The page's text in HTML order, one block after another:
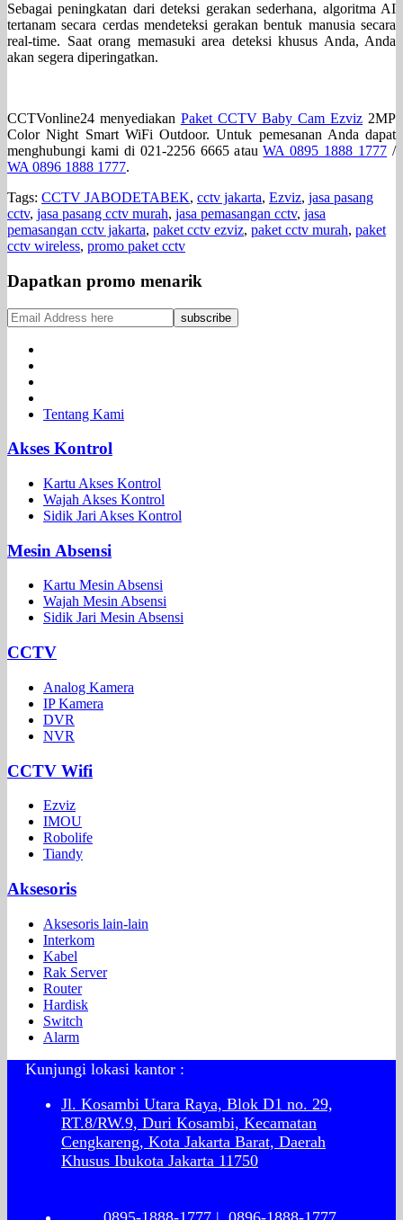
Sebagai peningkatan dari deteksi gerakan sederhana, algoritma AI
tertanam secara cerdas mendeteksi gerakan bentuk manusia secara
real-time. Saat orang memasuki area deteksi khusus Anda, Anda
akan segera diperingatkan.
CCTVonline24 menyediakan Paket CCTV Baby Cam Ezviz 2MP
Color Night Smart WiFi Outdoor. Untuk pemesanan Anda dapat
menghubungi kami di 021-2256 6665 atauWA 0895 1888 1777 /
WA 0896 1888 1777.
Tags: CCTV JABODETABEK, cctv jakarta, Ezviz, jasa pasang
cctv, jasa pasang cctv murah, jasa pemasangan cctv, jasa
pemasangan cctv jakarta, paket cctv ezviz, paket cctv murah, paket
cctv wireless, promo paket cctv
Dapatkan promo menarik
Tentang Kami
Akses Kontrol
Kartu Akses Kontrol
Wajah Akses Kontrol
Sidik Jari Akses Kontrol
Mesin Absensi
Kartu Mesin Absensi
Wajah Mesin Absensi
Sidik Jari Mesin Absensi
CCTV
Analog Kamera
IP Kamera
DVR
NVR
CCTV Wifi
Ezviz
IMOU
Robolife
Tiandy
Aksesoris
Aksesoris lain-lain
Interkom
Kabel
Rak Server
Router
Hardisk
Switch
Alarm
Kunjungi lokasi kantor :
Jl. Kosambi Utara Raya, Blok D1 no. 29,
RT.8/RW.9, Duri Kosambi, Kecamatan
Cengkareng, Kota Jakarta Barat, Daerah
Khusus Ibukota Jakarta 11750